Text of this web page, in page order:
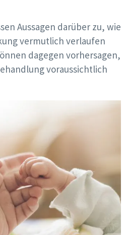
Aussagen darüber zu, wie
vermutlich verlaufen
dagegen vorhersagen,
voraussichtlich